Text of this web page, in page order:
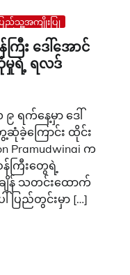
ြည်သူ့အကျိုးပြု
ကြီး ဒေါ်အောင်
မှုရဲ့ ရလဒ်
ရက်နေ့မှာ ဒေါ်
ခဲ့ကြောင်း ထိုင်း
Pramudwinai က
န်ကြီးတွေရဲ့
ျိန် သတင်းထောက်
ပြည်တွင်းမှာ […]